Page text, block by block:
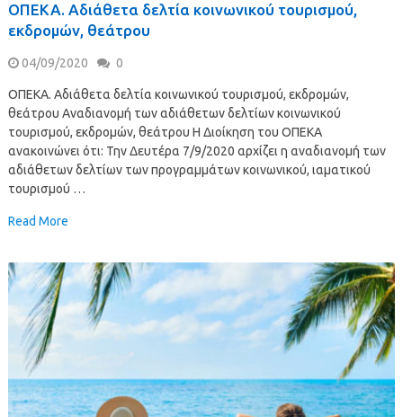
ΟΠΕΚΑ. Αδιάθετα δελτία κοινωνικού τουρισμού,
εκδρομών, θεάτρου
04/09/2020 0
ΟΠΕΚΑ. Αδιάθετα δελτία κοινωνικού τουρισμού, εκδρομών,
θεάτρου Αναδιανομή των αδιάθετων δελτίων κοινωνικού
τουρισμού, εκδρομών, θεάτρου Η Διοίκηση του ΟΠΕΚΑ
ανακοινώνει ότι: Την Δευτέρα 7/9/2020 αρχίζει η αναδιανομή των
αδιάθετων δελτίων των προγραμμάτων κοινωνικού, ιαματικού
τουρισμού …
Read More